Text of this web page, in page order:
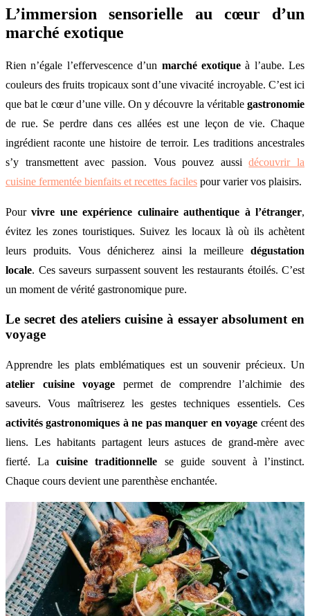
L’immersion sensorielle au cœur d’un
marché exotique
Rien n’égale l’effervescence d’un marché exotiqueà l’aube. Les
couleurs des fruits tropicaux sont d’une vivacité incroyable. C’est ici
que bat le cœur d’une ville. On y découvre la véritable gastronomie
de rue. Se perdre dans ces allées est une leçon de vie. Chaque
ingrédient raconte une histoire de terroir. Les traditions ancestrales
s’y transmettent avec passion. Vous pouvez aussidécouvrir la
cuisine fermentée bienfaits et recettes faciles pour varier vos plaisirs.
Pourvivre une expérience culinaire authentique à l’étranger,
évitez les zones touristiques. Suivez les locaux là où ils achètent
leurs produits. Vous dénicherez ainsi la meilleure dégustation
locale. Ces saveurs surpassent souvent les restaurants étoilés. C’est
un moment de vérité gastronomique pure.
Le secret des ateliers cuisine à essayer absolument en
voyage
Apprendre les plats emblématiques est un souvenir précieux. Un
atelier cuisine voyage permet de comprendre l’alchimie des
saveurs. Vous maîtriserez les gestes techniques essentiels. Ces
activités gastronomiques à ne pas manquer en voyage créent des
liens. Les habitants partagent leurs astuces de grand-mère avec
fierté. Lacuisine traditionnelle se guide souvent à l’instinct.
Chaque cours devient une parenthèse enchantée.